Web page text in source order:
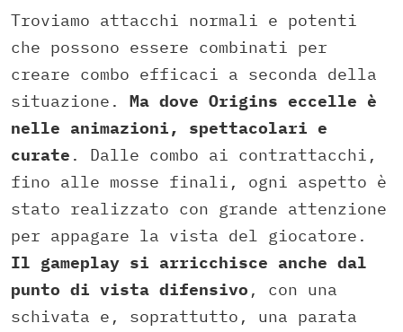
Troviamo attacchi normali e potenti
che possono essere combinati per
creare combo efficaci a seconda della
situazione. Ma dove Origins eccelle è
nelle animazioni, spettacolari e
curate . Dalle combo ai contrattacchi,
fino alle mosse finali, ogni aspetto è
stato realizzato con grande attenzione
per appagare la vista del giocatore.
Il gameplay si arricchisce anche dal
punto di vista difensivo , con una
schivata e, soprattutto, una parata